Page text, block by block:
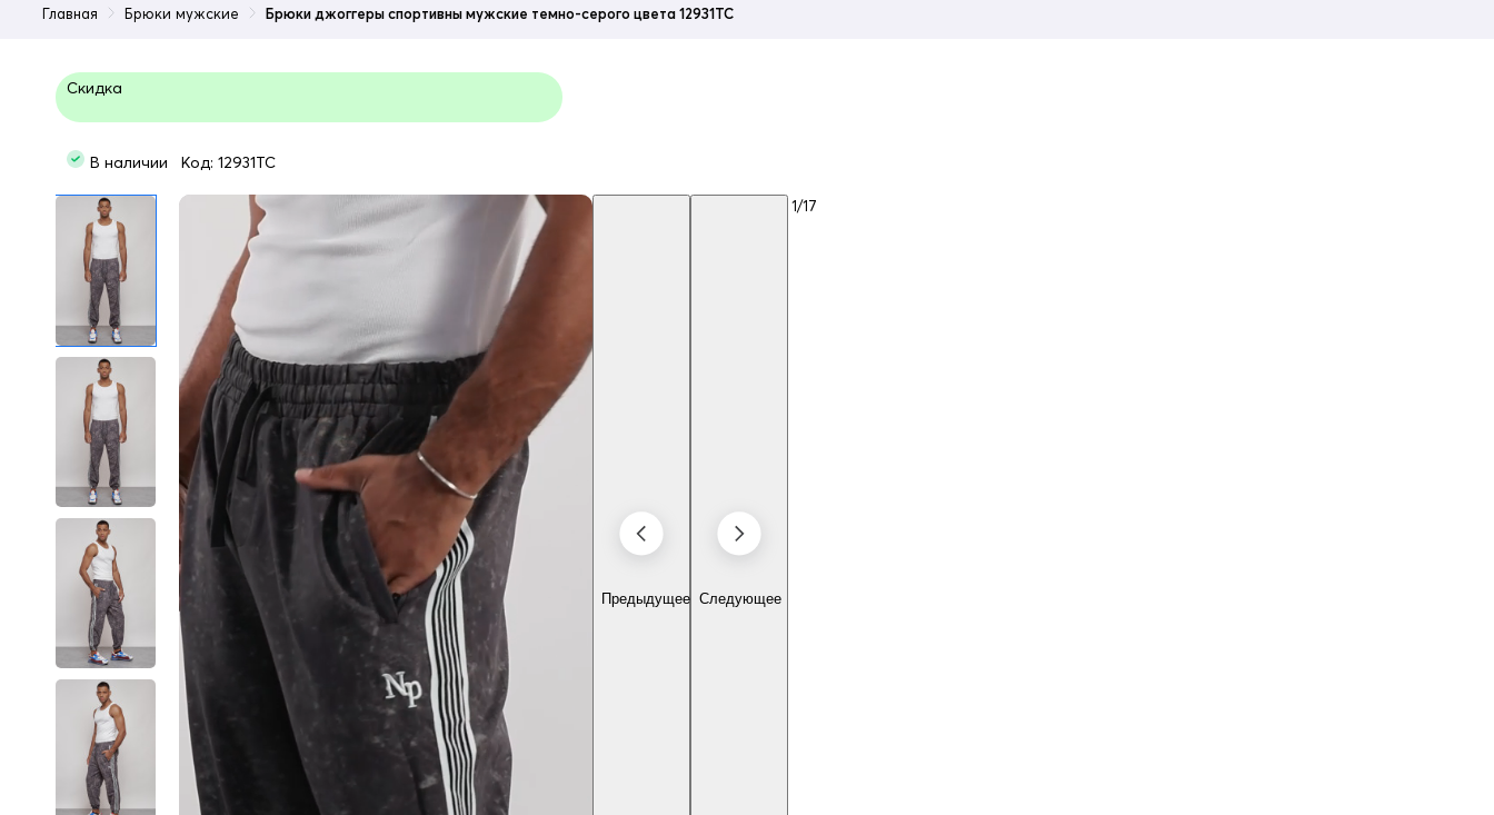
Главная Брюки мужские Брюки джоггеры спортивны мужские темно-серого цвета 12931TC
Скидка
В наличии Код: 12931TC
Предыдущее Следующее
1/17